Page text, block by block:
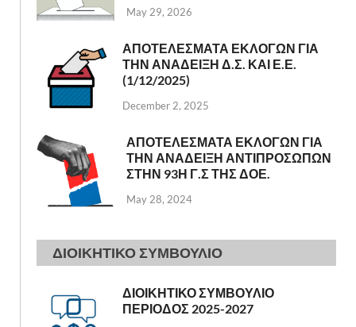
May 29, 2026
ΑΠΟΤΕΛΕΣΜΑΤΑ ΕΚΛΟΓΩΝ ΓΙΑ
ΤΗΝ ΑΝΑΔΕΙΞΗ Δ.Σ. ΚΑΙ Ε.Ε.
(1/12/2025)
December 2, 2025
ΑΠΟΤΕΛΕΣΜΑΤΑ ΕΚΛΟΓΩΝ ΓΙΑ
ΤΗΝ ΑΝΑΔΕΙΞΗ ΑΝΤΙΠΡΟΣΩΠΩΝ
ΣΤΗΝ 93Η Γ.Σ ΤΗΣ ΔΟΕ.
May 28, 2024
ΔΙΟΙΚΗΤΙΚΟ ΣΥΜΒΟΥΛΙΟ
ΔΙΟΙΚΗΤΙΚΟ ΣΥΜΒΟΥΛΙΟ
ΠΕΡΙΟΔΟΣ 2025-2027